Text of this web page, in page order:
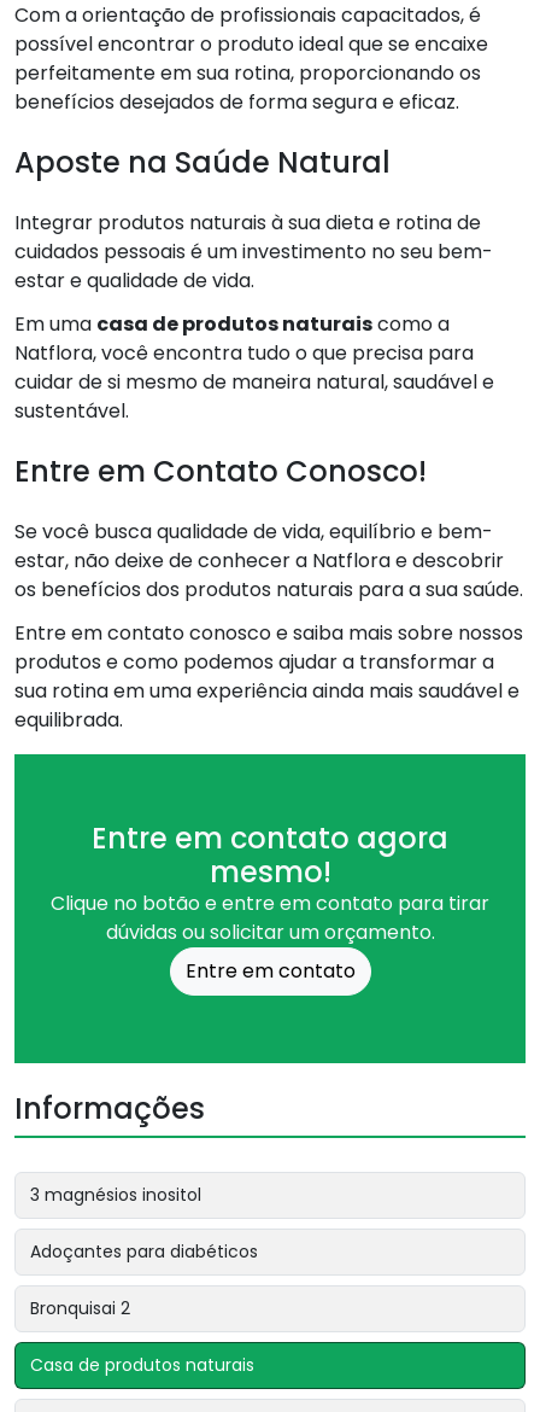
Com a orientação de profissionais capacitados, é
possível encontrar o produto ideal que se encaixe
perfeitamente em sua rotina, proporcionando os
benefícios desejados de forma segura e eficaz.
Aposte na Saúde Natural
Integrar produtos naturais à sua dieta e rotina de
cuidados pessoais é um investimento no seu bem-
estar e qualidade de vida.
Em uma casa de produtos naturaiscomo a
Natflora, você encontra tudo o que precisa para
cuidar de si mesmo de maneira natural, saudável e
sustentável.
Entre em Contato Conosco!
Se você busca qualidade de vida, equilíbrio e bem-
estar, não deixe de conhecer a Natflora e descobrir
os benefícios dos produtos naturais para a sua saúde.
Entre em contato conosco e saiba mais sobre nossos
produtos e como podemos ajudar a transformar a
sua rotina em uma experiência ainda mais saudável e
equilibrada.
Entre em contato agora
mesmo!
Clique no botão e entre em contato para tirar
dúvidas ou solicitar um orçamento.
Entre em contato
Informações
3 magnésios inositol
Adoçantes para diabéticos
Bronquisai 2
Casa de produtos naturais